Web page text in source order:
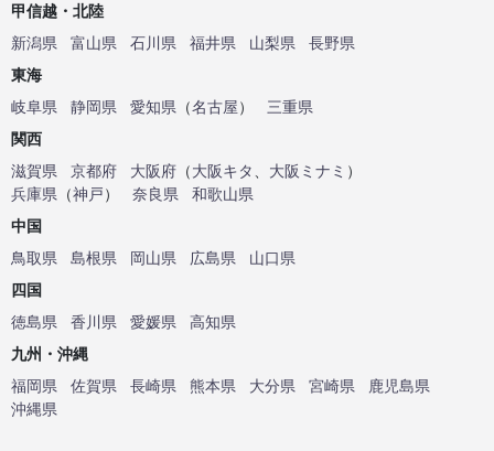
甲信越・北陸
新潟県
富山県 石川県 福井県 山梨県
長野県
東海
岐阜県
静岡県 愛知県 （名古屋）
三重県
関西
滋賀県
京都府 大阪府 （大阪キタ 大阪ミナミ ）
兵庫県 （神戸） 奈良県
和歌山県
中国
鳥取県
島根県 岡山県 広島県
山口県
四国
徳島県
香川県 愛媛県
高知県
九州・沖縄
福岡県
佐賀県 長崎県 熊本県 大分県 宮崎県
鹿児島県
沖縄県